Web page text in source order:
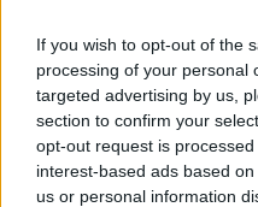
If you wish to opt-out of the
processing of your personal
targeted advertising by us,
section to confirm your
opt-out request is
interest-based ads based
us or personal information
για τα Στενά του
ΕΛΛΑΔΑ
Πετάξτε το αμέσως!:
Ελλάδα για